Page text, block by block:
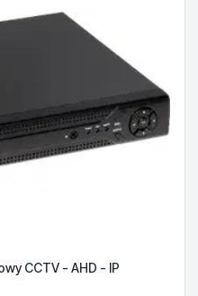
CCTV - AHD - IP